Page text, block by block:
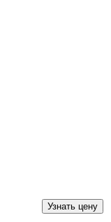
Узнать цену